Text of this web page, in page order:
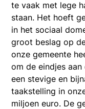
te vaak met lege
staan. Het hoeft
in het sociaal
groot beslag op
onze gemeente
om de eindjes
een stevige en
taakstelling in
miljoen euro. De